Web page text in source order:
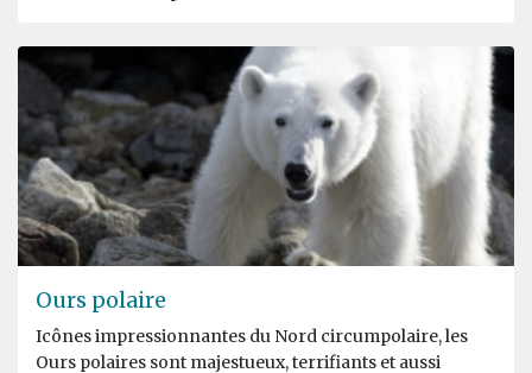
Ours polaire
Icônes impressionnantes du Nord circumpolaire, les
Ours polaires sont majestueux, terrifiants et aussi